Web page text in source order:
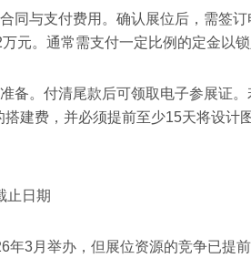
同与支付费用。确认展位后，需签
元。通常需支付一定比例的定金以锁
备。付清尾款后可领取电子参展证
建费，并必须提前至少15天将设计
止日期
年3月举办，但展位资源的竞争已提